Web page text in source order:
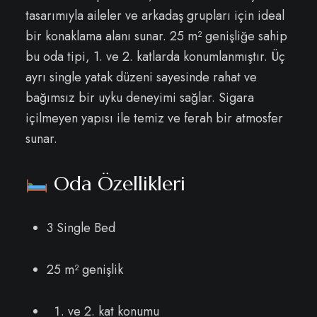
tasarımıyla aileler ve arkadaş grupları için ideal
bir konaklama alanı sunar. 25 m² genişliğe sahip
bu oda tipi, 1. ve 2. katlarda konumlanmıştır. Üç
ayrı single yatak düzeni sayesinde rahat ve
bağımsız bir uyku deneyimi sağlar. Sigara
içilmeyen yapısı ile temiz ve ferah bir atmosfer
sunar.
Oda Özellikleri
3 Single Bed
25 m² genişlik
ve 2. kat konumu